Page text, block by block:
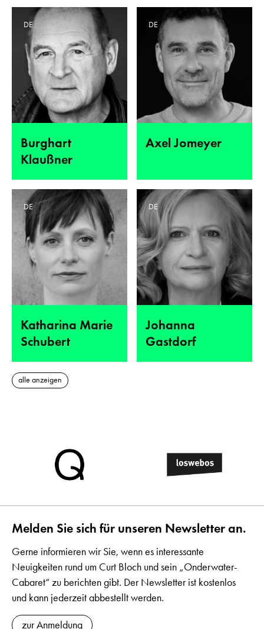
Burghart
Klaußner
DE
Axel Jomeyer
DE
Katharina Marie
Schubert
DE
Johanna
Gastdorf
DE
alle anzeigen
Melden Sie sich für unseren Newsletter an.
Gerne informieren wir Sie, wenn es interessante
Neuigkeiten rund um Curt Bloch und sein „Onderwater-
Cabaret“ zu berichten gibt. Der Newsletter ist kostenlos
und kann jederzeit abbestellt werden.
zur Anmeldung